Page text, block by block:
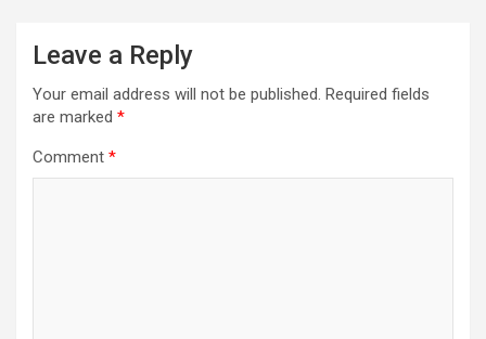
Leave a Reply
Your email address will not be published. Required fields
are marked *
Comment *